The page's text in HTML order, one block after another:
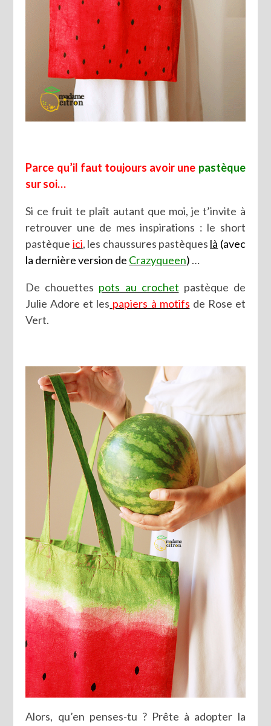
Parce qu’il faut toujours avoir une pastèque
sur soi…
Si ce fruit te plaît autant que moi, je t’invite à
retrouver une de mes inspirations : le short
pastèque ici, les chaussures pastèques là (avec
la dernière version de Crazyqueen) …
De chouettes pots au crochet pastèque de
Julie Adore et les papiers à motifs de Rose et
Vert.
Alors, qu’en penses-tu ? Prête à adopter la